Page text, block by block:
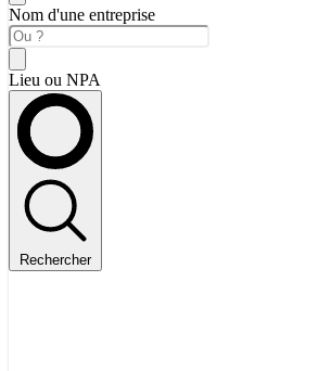
Nom d'une entreprise
Lieu ou NPA
Rechercher